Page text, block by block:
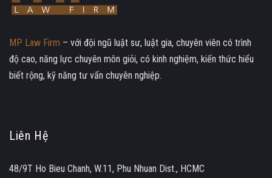
MP Law Firm – với đội ngũ luật sư, luật gia, chuyên viên có trình
độ cao, năng lực chuyên môn giỏi, có kinh nghiệm, kiến thức hiểu
biết rộng, kỹ năng tư vấn chuyên nghiệp.
Liên Hệ
48/9T Ho Bieu Chanh, W.11, Phu Nhuan Dist., HCMC